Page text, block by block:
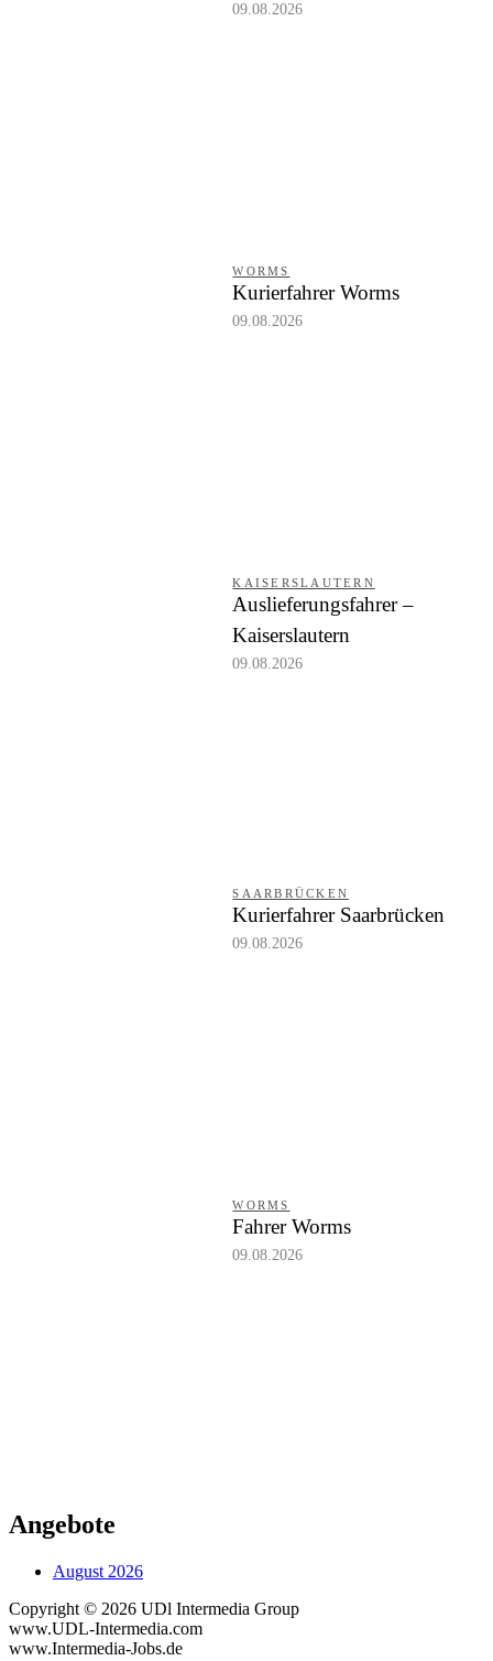
09.08.2026
WORMS
Kurierfahrer Worms
09.08.2026
KAISERSLAUTERN
Auslieferungsfahrer –
Kaiserslautern
09.08.2026
SAARBRÜCKEN
Kurierfahrer Saarbrücken
09.08.2026
WORMS
Fahrer Worms
09.08.2026
Angebote
August 2026
Copyright © 2026 UDl Intermedia Group
www.UDL-Intermedia.com
www.Intermedia-Jobs.de